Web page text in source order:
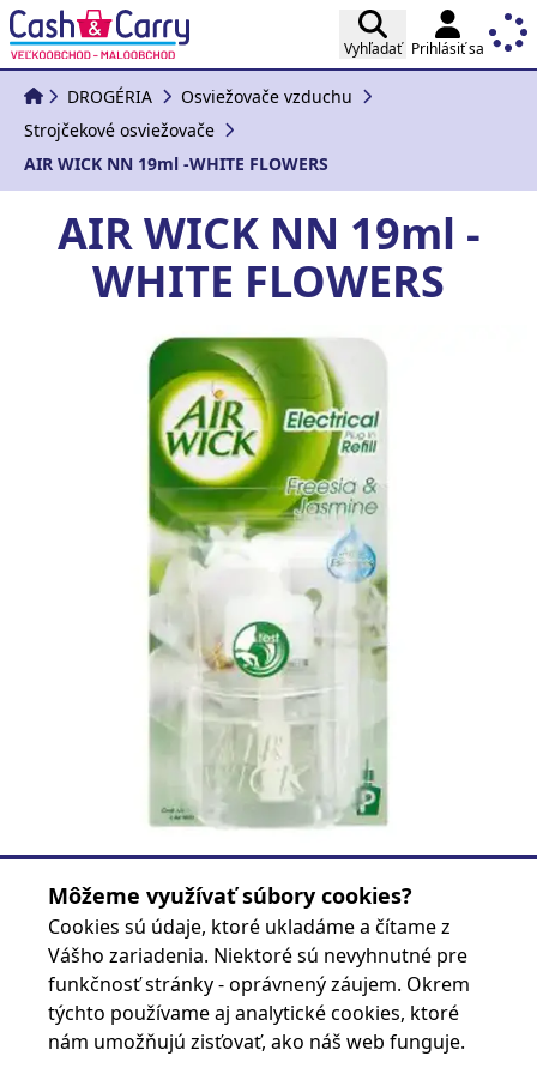
Vyhľadať Prihlásiť sa
DROGÉRIA
Osviežovače vzduchu
Strojčekové osviežovače
AIR WICK NN 19ml -WHITE FLOWERS
AIR WICK NN 19ml -
WHITE FLOWERS
Kód produktu 5997321752037
5997321752037
Pre nákup sa musíte prihlásiť alebo zaregistrovať
Môžeme využívať súbory cookies?
Cookies sú údaje, ktoré ukladáme a čítame z
Vášho zariadenia. Niektoré sú nevyhnutné pre
funkčnosť stránky - oprávnený záujem. Okrem
týchto používame aj analytické cookies, ktoré
nám umožňujú zisťovať, ako náš web funguje.